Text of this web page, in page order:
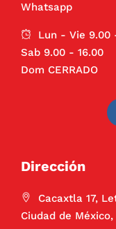
Whatsapp
Lun - Vie 9.00
Sab 9.00 - 16.00
Dom CERRADO
Dirección
Cacaxtla 17,
Ciudad de México,